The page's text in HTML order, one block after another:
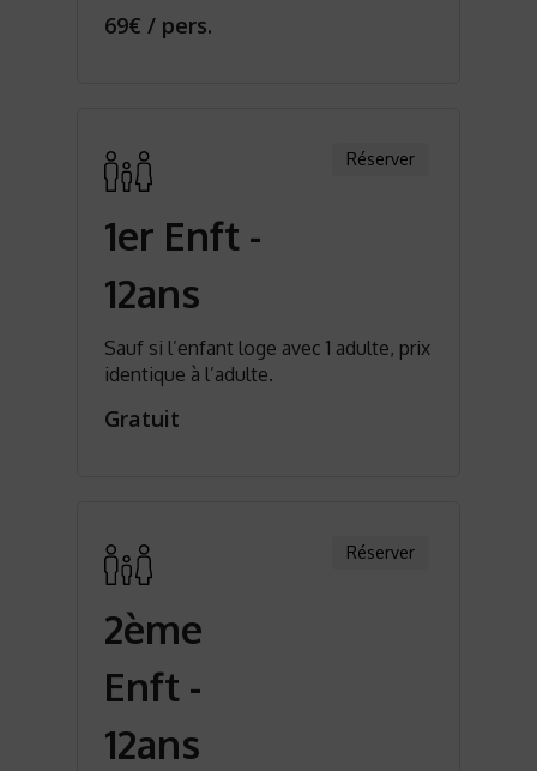
69€ / pers.
1er Enft -
12ans
Sauf si l’enfant loge avec 1 adulte, prix
identique à l’adulte.
Gratuit
Réserver
2ème
Enft -
12ans
Réserver